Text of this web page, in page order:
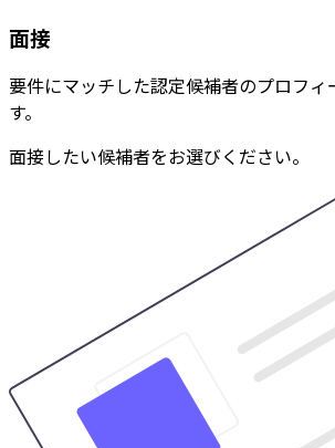
面接
要件にマッチした認定候補者のプロフィ
す。
面接したい候補者をお選びください。